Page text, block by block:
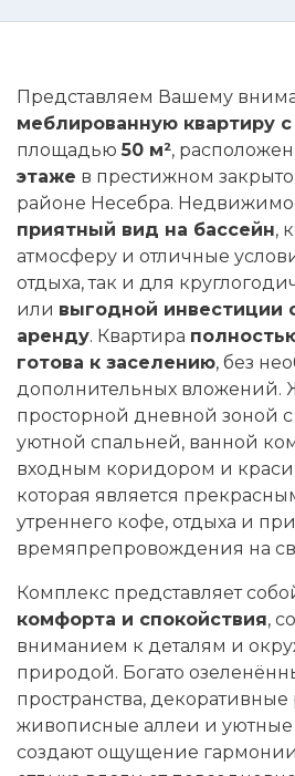
Представляем Вашему
меблированную квартиру
площадью 50 м²,
этаже в престижном
районе Несебра.
приятный вид на бассейн,
атмосферу и отличные
отдыха, так и для
или выгодной инвестиции
аренду. Квартира
готова к заселению, без
дополнительных вложений.
просторной дневной зоной
уютной спальней, ванной
входным коридором и
которая является
утреннего кофе, отдыха и
времяпрепровождения на
Комплекс представляет
комфорта и спокойствия,
вниманием к деталям и
природой. Богато
пространства, декоративные
живописные аллеи и уютные
создают ощущение